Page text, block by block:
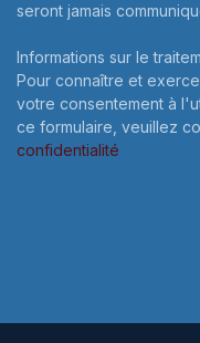
seront jamais
Informations sur le
Pour connaître et
votre consentement à
ce formulaire, veuillez
confidentialité